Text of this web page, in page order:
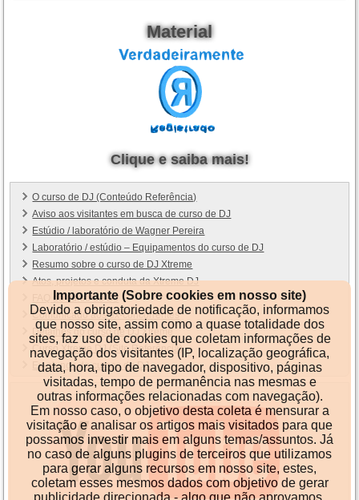
Material
Clique e saiba mais!
O curso de DJ (Conteúdo Referência)
Aviso aos visitantes em busca de curso de DJ
Estúdio / laboratório de Wagner Pereira
Laboratório / estúdio – Equipamentos do curso de DJ
Resumo sobre o curso de DJ Xtreme
Atos, projetos e conduta da Xtreme DJ
FAQ do curso de DJ
Comunicado aos ex-concorrentes
Detalhes do curso de DJ Xtreme
Curso Xtreme DJ (Site Referência)
Ex-alunos do cursos de DJ
Importante (Sobre cookies em nosso site)
Devido a obrigatoriedade de notificação, informamos
que nosso site, assim como a quase totalidade dos
sites, faz uso de cookies que coletam informações de
navegação dos visitantes (IP, localização geográfica,
data, hora, tipo de navegador, dispositivo, páginas
visitadas, tempo de permanência nas mesmas e
outras informações relacionadas com navegação).
Em nosso caso, o objetivo desta coleta é mensurar a
visitação e analisar os artigos mais visitados para que
possamos investir mais em alguns temas/assuntos. Já
no caso de alguns plugins de terceiros que utilizamos
para gerar alguns recursos em nosso site, estes,
coletam esses mesmos dados com objetivo de gerar
publicidade direcionada - algo que não aprovamos,